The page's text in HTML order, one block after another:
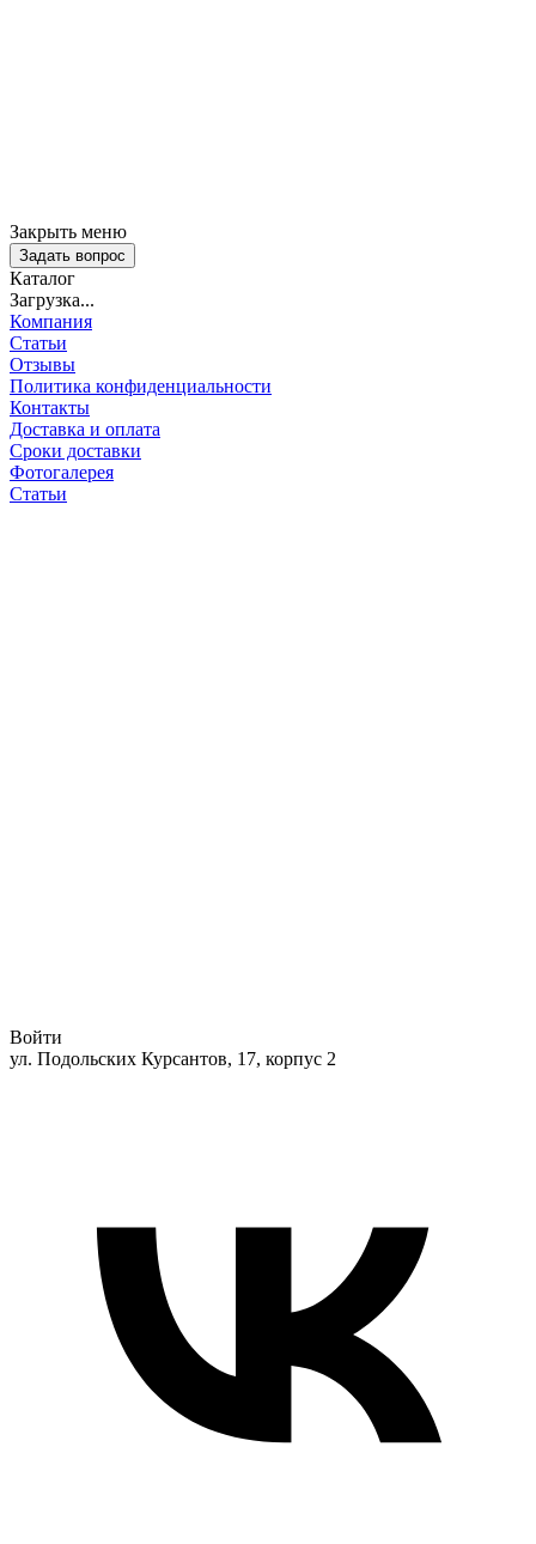
Закрыть меню
Задать вопрос
Каталог
Загрузка...
Компания
Статьи
Отзывы
Политика конфиденциальности
Контакты
Доставка и оплата
Сроки доставки
Фотогалерея
Статьи
Войти
ул. Подольских Курсантов, 17, корпус 2